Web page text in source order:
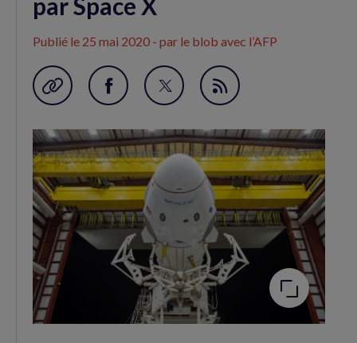
Publié le 25 mai 2020 - par le blob avec l’AFP
Garder en favori
Partager
Facebook
(nouvelle
fenêtre)
Partager
Twitter
(nouvelle
fenêtre)
Flux
Agrandir
l'image